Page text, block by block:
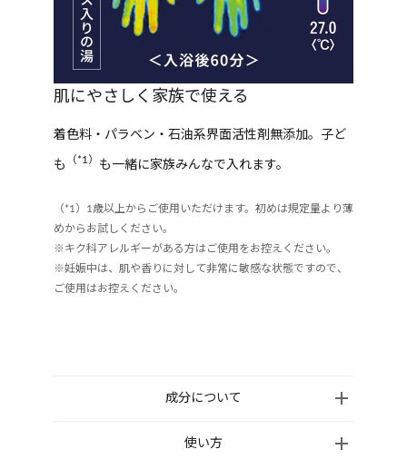
肌にやさしく家族で使える
着色料・パラベン・石油系界面活性剤無添加。子ど
も （*1） も一緒に家族みんなで入れます。
（*1）1歳以上からご使用いただけます。初めは規定量より薄
めからお試しください。
※キク科アレルギーがある方はご使用をお控えください。
※妊娠中は、肌や香りに対して非常に敏感な状態ですので、
ご使用はお控えください。
成分について
ミネラルオイル、コーン油、パルミチン酸エチルヘ
使い方